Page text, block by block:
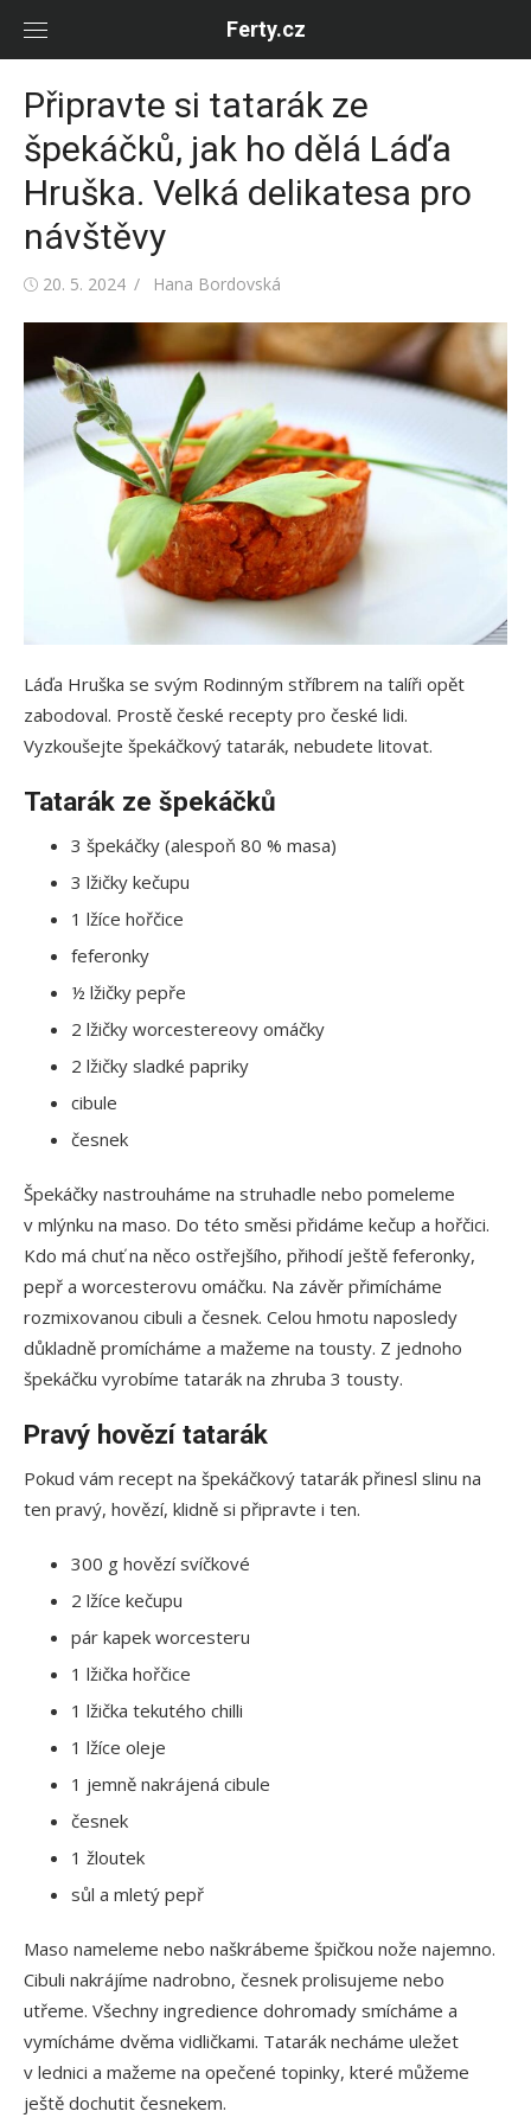
Ferty.cz
Připravte si tatarák ze
špekáčků, jak ho dělá Láďa
Hruška. Velká delikatesa pro
návštěvy
Posted
20. 5. 2024 Author
Hana Bordovská
Láďa Hruška se svým Rodinným stříbrem na talíři opět
zabodoval. Prostě české recepty pro české lidi.
Vyzkoušejte špekáčkový tatarák, nebudete litovat.
Tatarák ze špekáčků
3 špekáčky (alespoň 80 % masa)
3 lžičky kečupu
1 lžíce hořčice
feferonky
½ lžičky pepře
2 lžičky worcestereovy omáčky
2 lžičky sladké papriky
cibule
česnek
Špekáčky nastrouháme na struhadle nebo pomeleme
v mlýnku na maso. Do této směsi přidáme kečup a hořčici.
Kdo má chuť na něco ostřejšího, přihodí ještě feferonky,
pepř a worcesterovu omáčku. Na závěr přimícháme
rozmixovanou cibuli a česnek. Celou hmotu naposledy
důkladně promícháme a mažeme na tousty. Z jednoho
špekáčku vyrobíme tatarák na zhruba 3 tousty.
Pravý hovězí tatarák
Pokud vám recept na špekáčkový tatarák přinesl slinu na
ten pravý, hovězí, klidně si připravte i ten.
300 g hovězí svíčkové
2 lžíce kečupu
pár kapek worcesteru
1 lžička hořčice
1 lžička tekutého chilli
1 lžíce oleje
1 jemně nakrájená cibule
česnek
1 žloutek
sůl a mletý pepř
Maso nameleme nebo naškrábeme špičkou nože najemno.
Cibuli nakrájíme nadrobno, česnek prolisujeme nebo
utřeme. Všechny ingredience dohromady smícháme a
vymícháme dvěma vidličkami. Tatarák necháme uležet
v lednici a mažeme na opečené topinky, které můžeme
ještě dochutit česnekem.